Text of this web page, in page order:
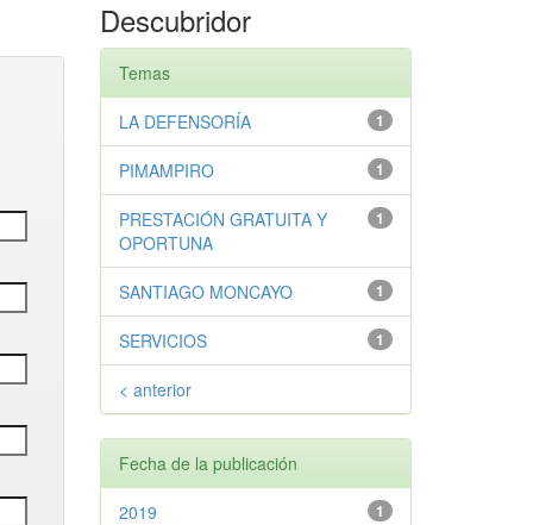
Descubridor
Temas
1
LA DEFENSORÍA
1
PIMAMPIRO
1
PRESTACIÓN GRATUITA Y
OPORTUNA
1
SANTIAGO MONCAYO
1
SERVICIOS
< anterior
Fecha de la publicación
1
2019